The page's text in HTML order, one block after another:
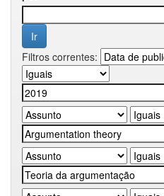
Filtros correntes: